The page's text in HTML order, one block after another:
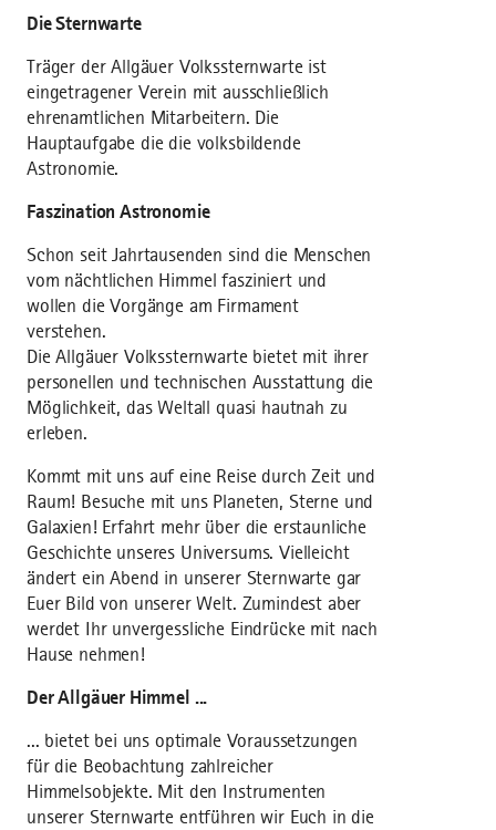
Die Sternwarte
Träger der Allgäuer Volkssternwarte ist
eingetragener Verein mit ausschließlich
ehrenamtlichen Mitarbeitern. Die
Hauptaufgabe die die volksbildende
Astronomie.
Faszination Astronomie
Schon seit Jahrtausenden sind die Menschen
vom nächtlichen Himmel fasziniert und
wollen die Vorgänge am Firmament
verstehen.
Die Allgäuer Volkssternwarte bietet mit ihrer
personellen und technischen Ausstattung die
Möglichkeit, das Weltall quasi hautnah zu
erleben.
Kommt mit uns auf eine Reise durch Zeit und
Raum! Besuche mit uns Planeten, Sterne und
Galaxien! Erfahrt mehr über die erstaunliche
Geschichte unseres Universums. Vielleicht
ändert ein Abend in unserer Sternwarte gar
Euer Bild von unserer Welt. Zumindest aber
werdet Ihr unvergessliche Eindrücke mit nach
Hause nehmen!
Der Allgäuer Himmel ...
... bietet bei uns optimale Voraussetzungen
für die Beobachtung zahlreicher
Himmelsobjekte. Mit den Instrumenten
unserer Sternwarte entführen wir Euch in die